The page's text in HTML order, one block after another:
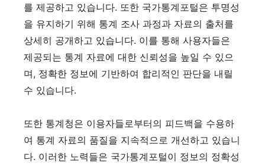
를 제공하고 있습니다. 또한 국가통계포털은 투명성
을 유지하기 위해 통계 조사 과정과 자료의 출처를
상세히 공개하고 있습니다. 이를 통해 사용자들은
제공되는 통계 자료에 대한 신뢰성을 높일 수 있으
며, 정확한 정보에 기반하여 합리적인 판단을 내릴
수 있습니다.
또한 통계청은 이용자들로부터의 피드백을 수용하
여 통계 자료의 품질을 지속적으로 개선하고 있습니
다. 이러한 노력들은 국가통계포털이 정보의 정확성